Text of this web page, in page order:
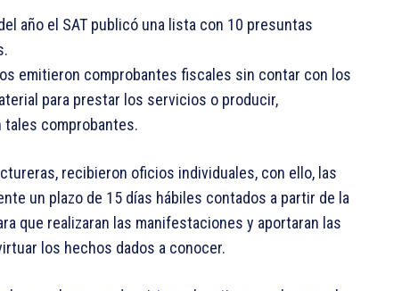
año el SAT publicó una lista con 10 presuntas
emitieron comprobantes fiscales sin contar con los
para prestar los servicios o producir,
tales comprobantes.
recibieron oficios individuales, con ello, las
un plazo de 15 días hábiles contados a partir de la
que realizaran las manifestaciones y aportaran las
los hechos dados a conocer.